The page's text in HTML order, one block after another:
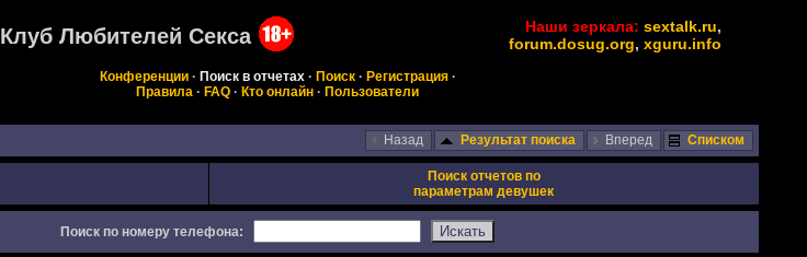
Клуб Любителей Секса Наши зеркала: sextalk.ru,
forum.dosug.org, xguru.info
Конференции· Поиск в отчетах· Поиск· Регистрация·
Правила · FAQ · Кто онлайн · Пользователи
Назад Результат поиска Вперед Списком
Поиск отчетов по
параметрам девушек
Поиск по номеру телефона: